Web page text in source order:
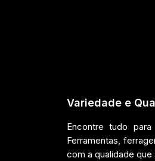
Variedade e
Encontre tudo
Ferramentas,
com a qualidade